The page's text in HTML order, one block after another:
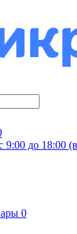
9:00 до 18:00
0